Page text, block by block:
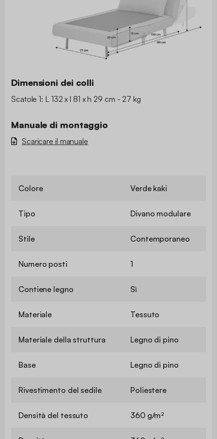
Dimensioni dei colli
Scatole 1: L 132 x l 81 x h 29 cm - 27 kg
Manuale di montaggio
Scaricare il manuale
Colore Verde kaki
Tipo Divano modulare
Stile Contemporaneo
Numero posti 1
Contiene legno Sì
Materiale Tessuto
Materiale della struttura Legno di pino
Base Legno di pino
Rivestimento del sedile Poliestere
Densità del tessuto 360 g/m²